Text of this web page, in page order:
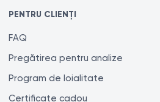
PENTRU CLIENȚI
FAQ
Pregătirea pentru analize
Program de loialitate
Certificate cadou